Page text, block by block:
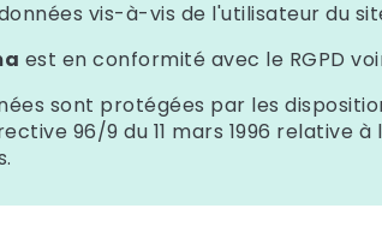
vis-à-vis de l'utilisateur du
est en conformité avec le RGPD
sont protégées par les
96/9 du 11 mars 1996 relative